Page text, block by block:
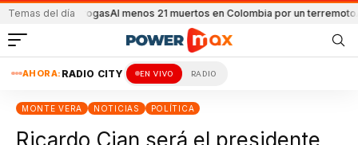
Temas del día
de drogasAl menos 21 muertos en Colombia por un terremotoAdorni
AHORA: RADIO CITY EN VIVO RADIO
MONTE VERA NOTICIAS POLÍTICA
Ricardo Cian será el presidente